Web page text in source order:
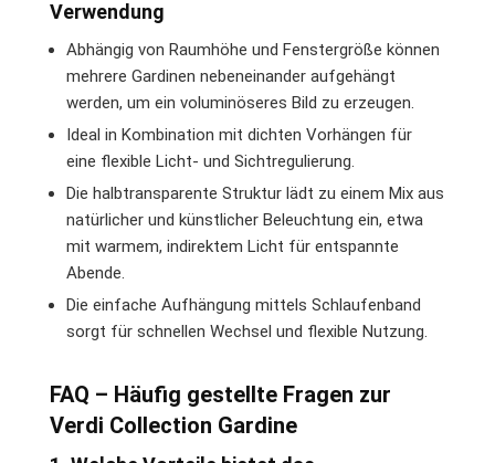
Verwendung
Abhängig von Raumhöhe und Fenstergröße können
mehrere Gardinen nebeneinander aufgehängt
werden, um ein voluminöseres Bild zu erzeugen.
Ideal in Kombination mit dichten Vorhängen für
eine flexible Licht- und Sichtregulierung.
Die halbtransparente Struktur lädt zu einem Mix aus
natürlicher und künstlicher Beleuchtung ein, etwa
mit warmem, indirektem Licht für entspannte
Abende.
Die einfache Aufhängung mittels Schlaufenband
sorgt für schnellen Wechsel und flexible Nutzung.
FAQ – Häufig gestellte Fragen zur
Verdi Collection Gardine